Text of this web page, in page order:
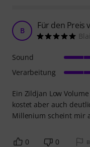
B Für den Preis
Ein Zildjan Low
kostet aber auch
Millenium scheint mir
Sound
Verarbeitung
0 0